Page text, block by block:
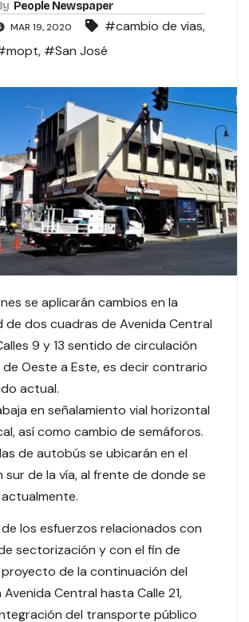
People Newspaper
MAR 19, 2020 #cambio de vias,
, #San José
se aplicarán cambios en la
de dos cuadras de Avenida Central
9 y 13 sentido de circulación
Oeste a Este, es decir contrario
actual.
en señalamiento vial horizontal
así como cambio de semáforos.
de autobús se ubicarán en el
sur de la vía, al frente de donde se
los esfuerzos relacionados con
sectorización y con el fin de
de la continuación del
Central hasta Calle 21,
del transporte público